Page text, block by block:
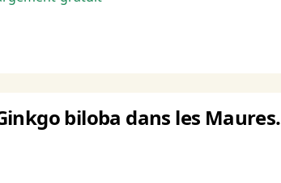
biloba dans les Maures.